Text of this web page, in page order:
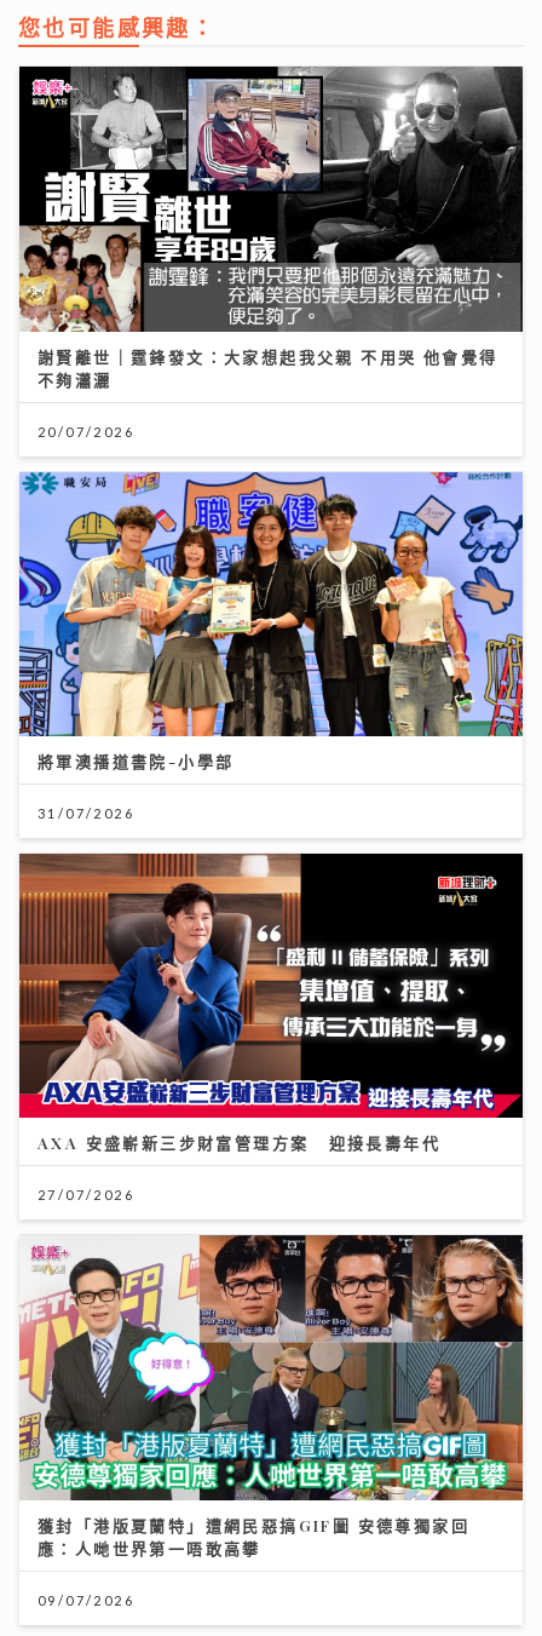
您也可能感興趣：
謝賢離世｜霆鋒發文：大家想起我父親 不用哭 他會覺得
不夠瀟灑
20/07/2026
將軍澳播道書院-小學部
31/07/2026
AXA 安盛嶄新三步財富管理方案 迎接長壽年代
27/07/2026
獲封「港版夏蘭特」遭網民惡搞GIF圖 安德尊獨家回
應：人哋世界第一唔敢高攀
09/07/2026